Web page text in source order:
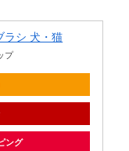
ラシ 犬・猫
プ
ング